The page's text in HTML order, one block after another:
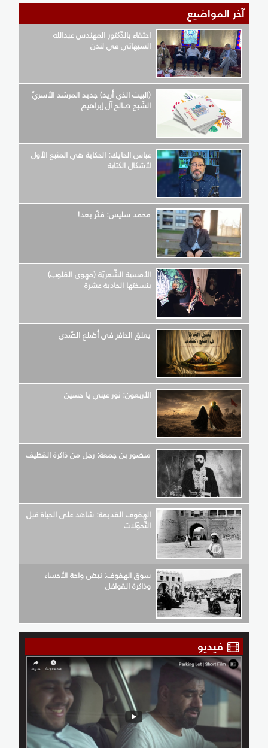
آخر المواضيع
احتفاء بالدّكتور المهندس عبدالله
السيهاتي في لندن
(البيت الذي أريد) جديد المرشد الأسريّ
الشّيخ صالح آل إبراهيم
عباس الحايك: الحكاية هي المنبع الأول
لأشكال الكتابة
محمد سليس: فكّر بعد!
الأمسية الشّعريّة (مهوى القلوب)
بنسختها الحادية عشرة
يعلق الحافر في أضلع الصّدى
الأربعون: نور عيني يا حسين
منصور بن جمعة: رجل من ذاكرة القطيف
الهفوف القديمة: شاهد على الحياة قبل
التّحوّلات
سوق الهفوف: نبض واحة الأحساء
وذاكرة القوافل
فيديو